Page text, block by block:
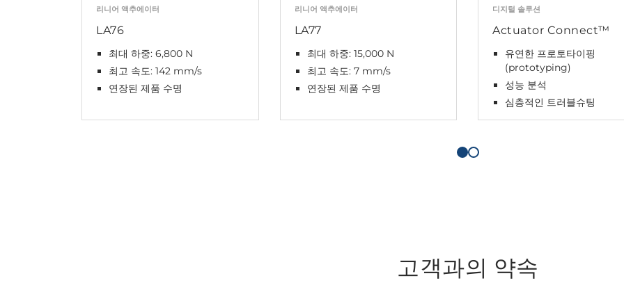
리니어 액추에이터
LA76
최대 하중: 6,800 N
최고 속도: 142 mm/s
연장된 제품 수명
리니어 액추에이터
LA77
최대 하중: 15,000 N
최고 속도: 7 mm/s
연장된 제품 수명
디지털 솔루션
Actuator Connect™
유연한 프로토타이핑
(prototyping)
성능 분석
심층적인 트러블슈팅
고객과의 약속